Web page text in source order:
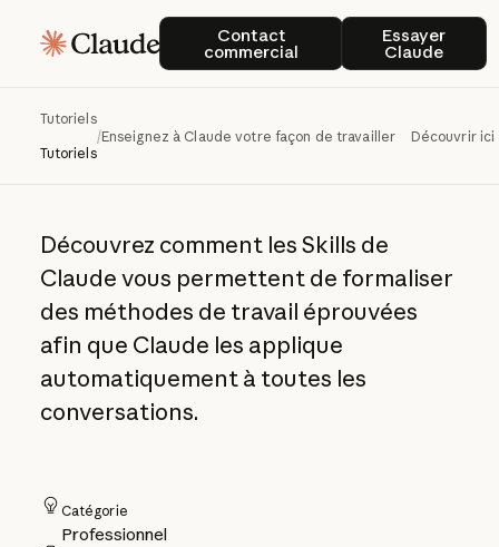
Contact
commercial
Contact commercialEssayer
Claude
Essayer
Tutoriels
Tutoriels
/Enseignez à Claude votre façon de travailler avec les Skills
Découvrir ici
Enseignez à Claude
votre façon de
travailler avec les
Skills
Découvrez comment les Skills de
Claude vous permettent de formaliser
des méthodes de travail éprouvées
afin que Claude les applique
automatiquement à toutes les
conversations.
Catégorie
Professionnel